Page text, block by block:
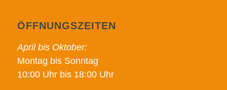
ÖFFNUNGSZEITEN
April bis Oktober:
Montag bis Sonntag
10:00 Uhr bis 18:00 Uhr